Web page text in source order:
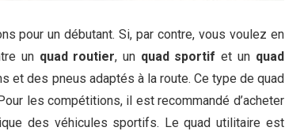
pour un débutant. Si, par contre, vous voulez en
un quad routier, un quad sportif et un quad
et des pneus adaptés à la route. Ce type de quad
les compétitions, il est recommandé d’acheter
des véhicules sportifs. Le quad utilitaire est